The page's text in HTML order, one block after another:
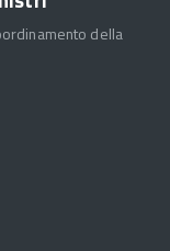
della